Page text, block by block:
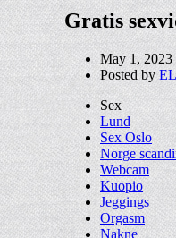
Gratis
May 1, 2023
Posted by
Sex
Lund
Sex Oslo
Norge
Webcam
Kuopio
Jeggings
Orgasm
Nakne